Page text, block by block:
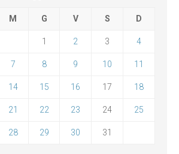
M G V S D
1 2 3 4
7 8 9 10 11
14 15 16 17 18
21 22 23 24 25
28 29 30 31